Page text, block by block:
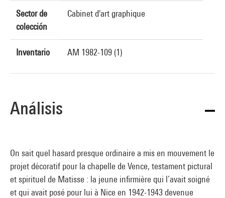
Sector de
colección
Cabinet d'art graphique
Inventario AM 1982-109 (1)
Análisis
On sait quel hasard presque ordinaire a mis en mouvement le
projet décoratif pour la chapelle de Vence, testament pictural
et spirituel de Matisse : la jeune infirmière qui l’avait soigné
et qui avait posé pour lui à Nice en 1942-1943 devenue